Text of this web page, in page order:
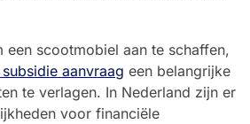
een scootmobiel aan te schaffen,
aanvraag een belangrijke
te verlagen. In Nederland zijn er
voor financiële